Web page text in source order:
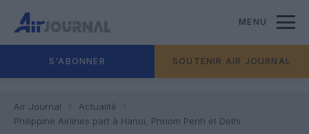
MENU
S'ABONNER SOUTENIR AIR JOURNAL
Air Journal
Actualité
Philippine Airlines part à Hanoi, Phnom Penh et Delhi